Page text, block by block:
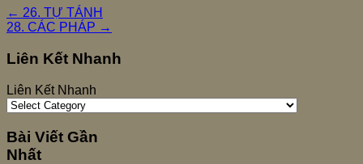
← 26. TỰ TÁNH
28. CÁC PHÁP →
Liên Kết Nhanh
Liên Kết Nhanh
Bài Viết Gần
Nhất